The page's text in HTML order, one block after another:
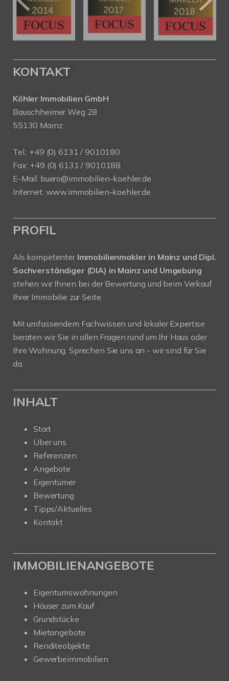
KONTAKT
Köhler Immobilien GmbH
Bauschheimer Weg 28
55130 Mainz
Tel.: +49 (0) 6131 / 9010180
Fax: +49 (0) 6131 / 9010188
E-Mail: buero@immobilien-koehler.de
Internet: www.immobilien-koehler.de
PROFIL
Als kompetenter Immobilienmakler in Mainz und Dipl.
Sachverständiger (DIA) in Mainz und Umgebung
stehen wir Ihnen bei der Bewertung und beim Verkauf
Ihrer Immobilie zur Seite.
Mit umfassendem Fachwissen und lokaler Expertise
beraten wir Sie in allen Fragen rund um Ihr Haus oder
Ihre Wohnung. Sprechen Sie uns an - wir sind für Sie
da.
INHALT
Start
Über uns
Referenzen
Angebote
Eigentümer
Bewertung
Tipps/Aktuelles
Kontakt
IMMOBILIENANGEBOTE
Eigentumswohnungen
Häuser zum Kauf
Grundstücke
Mietangebote
Renditeobjekte
Gewerbeimmobilien